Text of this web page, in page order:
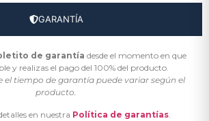
GARANTÍA
de garantía desde el momento en que
y realizas el pago del 100% del producto.
el tiempo de garantía puede variar según el
producto.
en nuestra Política de garantías